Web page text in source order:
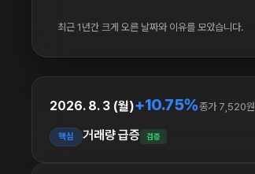
최근 1년간 크게 오른 날짜와 이유를 모았습니다.
2026. 8. 3 (월)+10.75%종가 7,520원
핵심 거래량 급증 검증